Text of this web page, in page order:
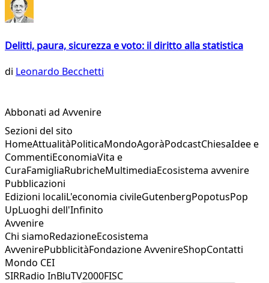
Delitti, paura, sicurezza e voto: il diritto alla statistica
di Leonardo Becchetti
Abbonati ad Avvenire
Sezioni del sito
HomeAttualitàPoliticaMondoAgoràPodcastChiesaIdee e
CommentiEconomiaVita e
CuraFamigliaRubricheMultimediaEcosistema avvenire
Pubblicazioni
Edizioni localiL'economia civileGutenbergPopotusPop
UpLuoghi dell'Infinito
Avvenire
Chi siamoRedazioneEcosistema
AvvenirePubblicitàFondazione AvvenireShopContatti
Mondo CEI
SIRRadio InBluTV2000FISC